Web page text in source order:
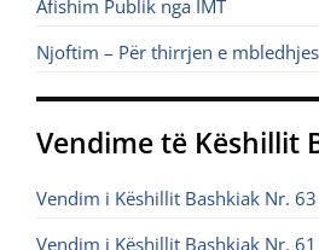
Afishim Publik nga IMT
Njoftim – Për thirrjen e
Vendime të Këshillit
Vendim i Këshillit Bashkiak Nr.
Vendim i Këshillit Bashkiak Nr.